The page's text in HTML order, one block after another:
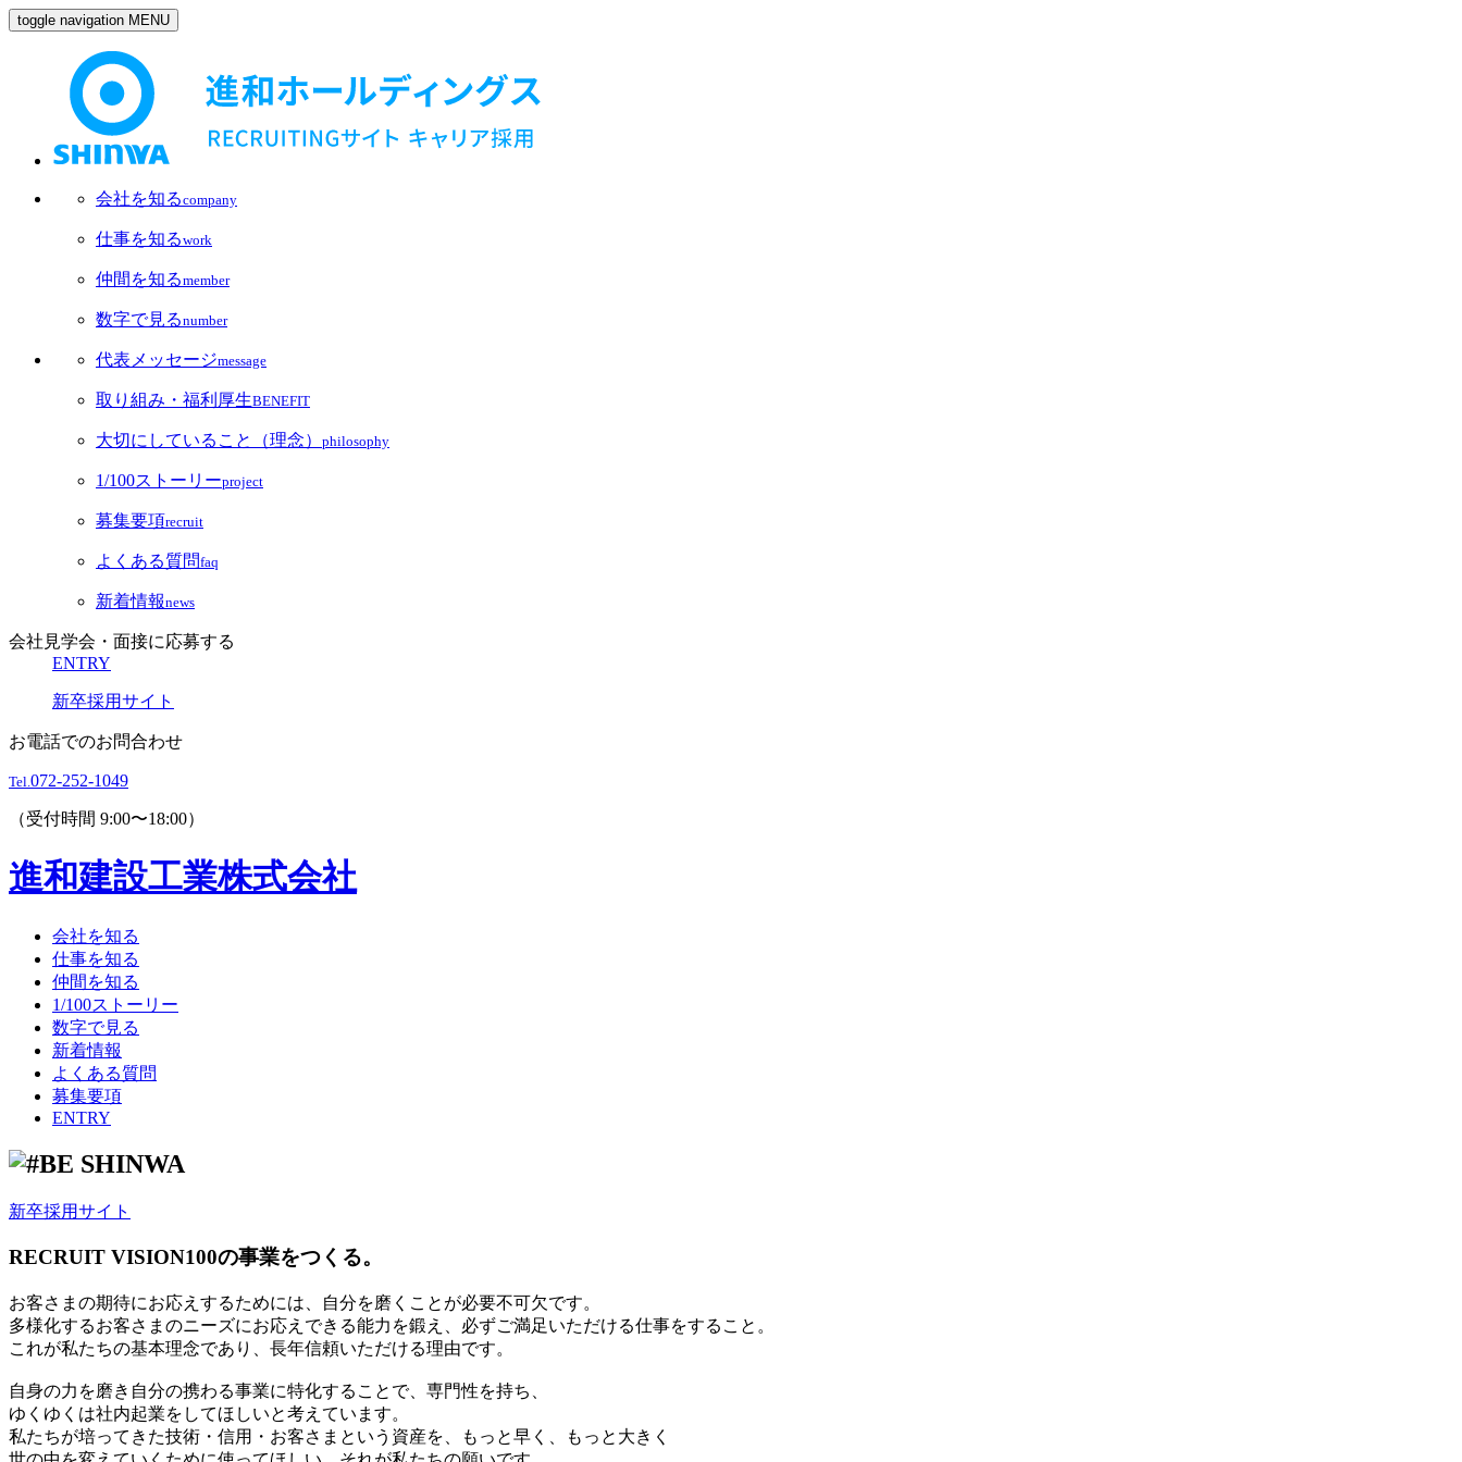
toggle navigation MENU
会社を知るcompany
仕事を知るwork
仲間を知るmember
数字で見るnumber
代表メッセージmessage
取り組み・福利厚生BENEFIT
大切にしていること（理念） philosophy
1/100ストーリーproject
募集要項recruit
よくある質問faq
新着情報news
会社見学会・面接に応募する
ENTRY
新卒採用サイト
お電話でのお問合わせ
Tel.072-252-1049
（受付時間 9:00〜18:00）
進和建設工業株式会社
会社を知る
仕事を知る
仲間を知る
1/100ストーリー
数字で見る
新着情報
よくある質問
募集要項
ENTRY
新卒採用サイト
RECRUIT VISION100の事業をつくる。
お客さまの期待にお応えするためには、自分を磨くことが必要不可欠です。
多様化するお客さまのニーズにお応えできる能力を鍛え、必ずご満足いただける仕事をすること。
これが私たちの基本理念であり、長年信頼いただける理由です。
自身の力を磨き自分の携わる事業に特化することで、専門性を持ち、
ゆくゆくは社内起業をしてほしいと考えています。
私たちが培ってきた技術・信用・お客さまという資産を、もっと早く、もっと大きく